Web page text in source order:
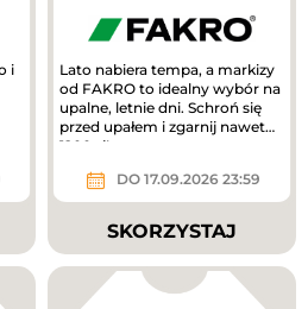
i
Lato nabiera tempa, a markizy
od FAKRO to idealny wybór na
upalne, letnie dni. Schroń się
przed upałem i zgarnij nawet
1200 zł!
DO 17.09.2026 23:59
SKORZYSTAJ